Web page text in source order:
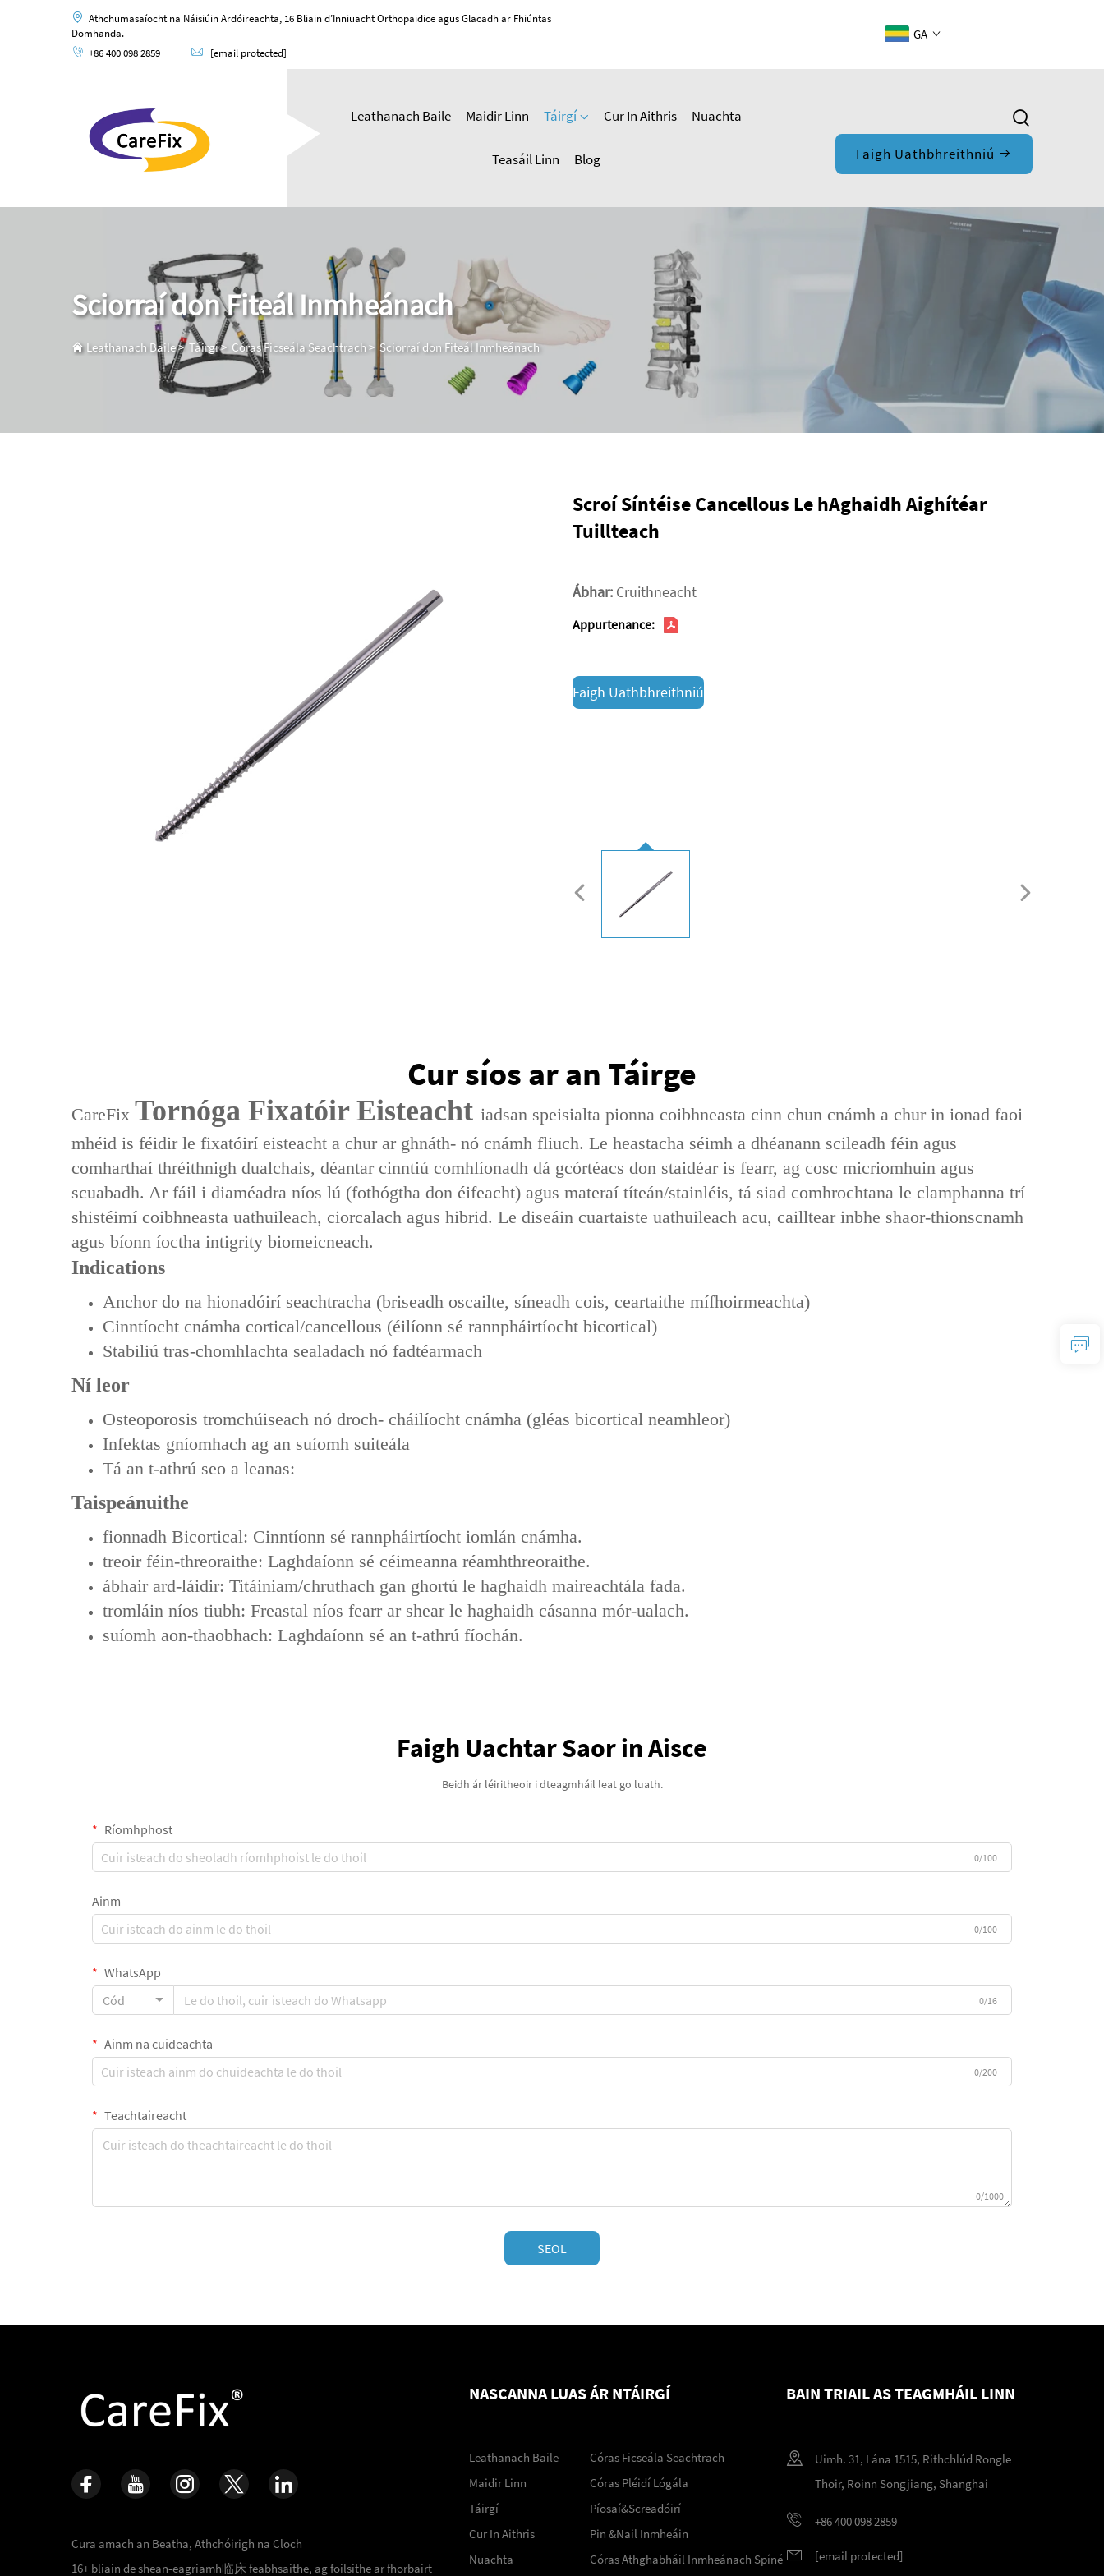
Athchumasaíocht na Náisiúin Ardóireachta, 16 Bliain d’Inniuacht Orthopaidice agus Glacadh ar Fhiúntas
Domhanda.
+86 400 098 2859
[email protected]
GA
Leathanach Baile Maidir Linn Táirgí Cur In Aithris Nuachta
Teasáil Linn Blog Faigh Uathbhreithniú
Sciorraí don Fiteál Inmheánach
Leathanach Baile>Táirgí> Córas Ficseála Seachtrach> Sciorraí don Fiteál Inmheánach
Scroí Síntéise Cancellous Le hAghaidh Aighítéar
Tuillteach
Ábhar: Cruithneacht
Appurtenance:
Faigh Uathbhreithniú
Cur síos ar an Táirge
CareFix Tornóga Fixatóir Eisteacht‌ iadsan speisialta ‌pionna coibhneasta cinn chun cnámh a chur in ionad faoi
mhéid is féidir le fixatóirí eisteacht a chur ar ghnáth- nó cnámh fliuch. Le heastacha ‌séimh a dhéanann scileadh féin‌ agus
‌comharthaí thréithnigh dualchais‌, déantar cinntiú ‌comhlíonadh dá gcórtéacs‌ don staidéar is fearr, ag cosc micriomhuin agus
scuabadh. Ar fáil i ‌diaméadra níos lú‌ (fothógtha don éifeacht) agus ‌materaí títeán/stainléis‌, tá siad comhrochtana le clamphanna trí
shistéimí coibhneasta uathuileach, ciorcalach agus hibrid. Le ‌diseáin cuartaiste uathuileach‌ acu, cailltear inbhe shaor-thionscnamh
agus bíonn íoctha intigrity biomeicneach.
Indications‌
Anchor do na hionadóirí seachtracha (briseadh oscailte, síneadh cois, ceartaithe mífhoirmeachta)
Cinntíocht cnámha cortical/cancellous (éilíonn sé rannpháirtíocht bicortical)
Stabiliú tras-chomhlachta sealadach nó fadtéarmach
Ní leor
Osteoporosis tromchúiseach nó droch- cháilíocht cnámha (gléas bicortical neamhleor)
Infektas gníomhach ag an suíomh suiteála
Tá an t-athrú seo a leanas:
Taispeánuithe
fionnadh Bicortical: Cinntíonn sé rannpháirtíocht iomlán cnámha.
treoir féin-threoraithe: Laghdaíonn sé céimeanna réamhthreoraithe.
ábhair ard-láidir: Titáiniam/chruthach gan ghortú le haghaidh maireachtála fada.
tromláin níos tiubh: Freastal níos fearr ar shear le haghaidh cásanna mór-ualach.
suíomh aon-thaobhach: Laghdaíonn sé an t-athrú fíochán.
Faigh Uachtar Saor in Aisce
Beidh ár léiritheoir i dteagmháil leat go luath.
Ríomhphost
0/100
Ainm
0/100
WhatsApp
Cód
0/16
Ainm na cuideachta
0/200
Teachtaireacht
0/1000
SEOL
Cura amach an Beatha, Athchóirigh na Cloch
16+ bliain de shean-eagriamh临床 feabhsaithe, ag foilsithe ar fhorbairt
NASCANNA LUAS
Leathanach Baile
Maidir Linn
Táirgí
Cur In Aithris
Nuachta
ÁR NTÁIRGÍ
Córas Ficseála Seachtrach
Córas Pléidí Lógála
Píosaí&Screadóirí
Pin &Nail Inmheáin
Córas Athghabháil Inmheánach Spíné
BAIN TRIAIL AS TEAGMHÁIL LINN
Uimh. 31, Lána 1515, Rithchlúd Rongle
Thoir, Roinn Songjiang, Shanghai
+86 400 098 2859
[email protected]